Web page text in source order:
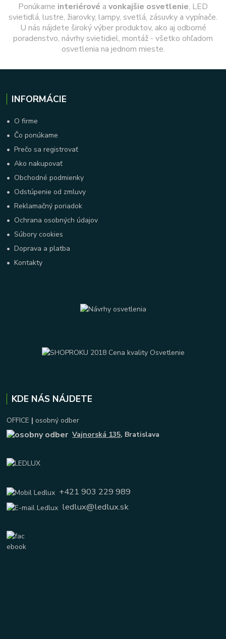
Ponúkame interiérové a vonkajšie osvetlenie, LED
svietidlá, lustre, žiarovky, lampy, svetlá, zásuvky a vypínače.
U nás nájdete široký výber produktov, ako aj odborné
poradenstvo, návrhy svietidiel, montáž - všetko ohľadom
osvetlenia na jednom mieste.
INFORMÁCIE
• O firme
• Čo ponúkame
•Prečo sa registrovať
•Ako nakupovať
• Obchodné podmienky
• Odstúpenie od zmluvy
•Reklamačný poriadok
• Ochrana osobných údajov
•Súbory cookies
•Doprava a platba
•Kontakty
KDE NÁS NÁJDETE
OFFICE | osobný odber
Vajnorská 135, Bratislava
+421 903 229 989
ledlux@ledlux.sk